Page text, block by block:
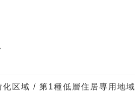
化区域 / 第1種低層住居専用地域